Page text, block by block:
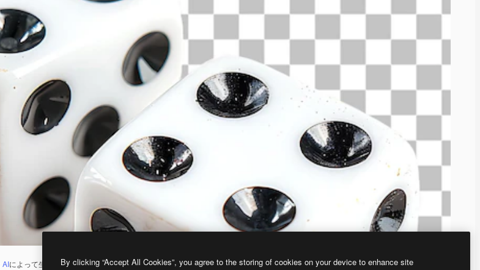
AIによって生成されたものです。 AI画像生成ツールを使うと、あなた独自の画像を作成できます。
By clicking “Accept All Cookies”, you agree to the storing of cookies on your device to enhance site